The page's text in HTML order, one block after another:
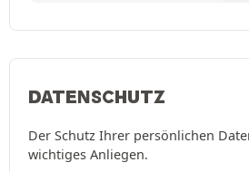
DATENSCHUTZ
Der Schutz Ihrer persönlichen
wichtiges Anliegen.